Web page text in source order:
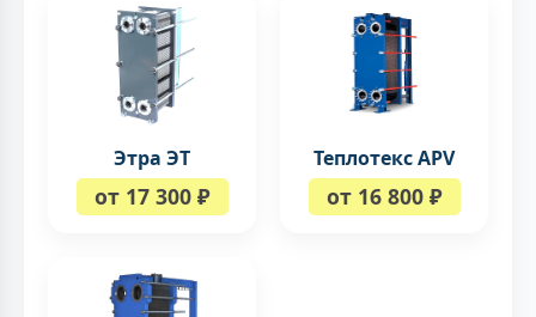
Этра ЭТ
от 17 300 ₽
Теплотекс APV
от 16 800 ₽